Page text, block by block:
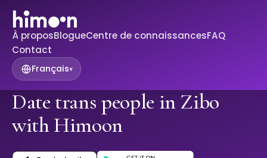
À proposBlogueCentre de connaissancesFAQ
Contact
Français▾
Date trans people in Zibo
with Himoon